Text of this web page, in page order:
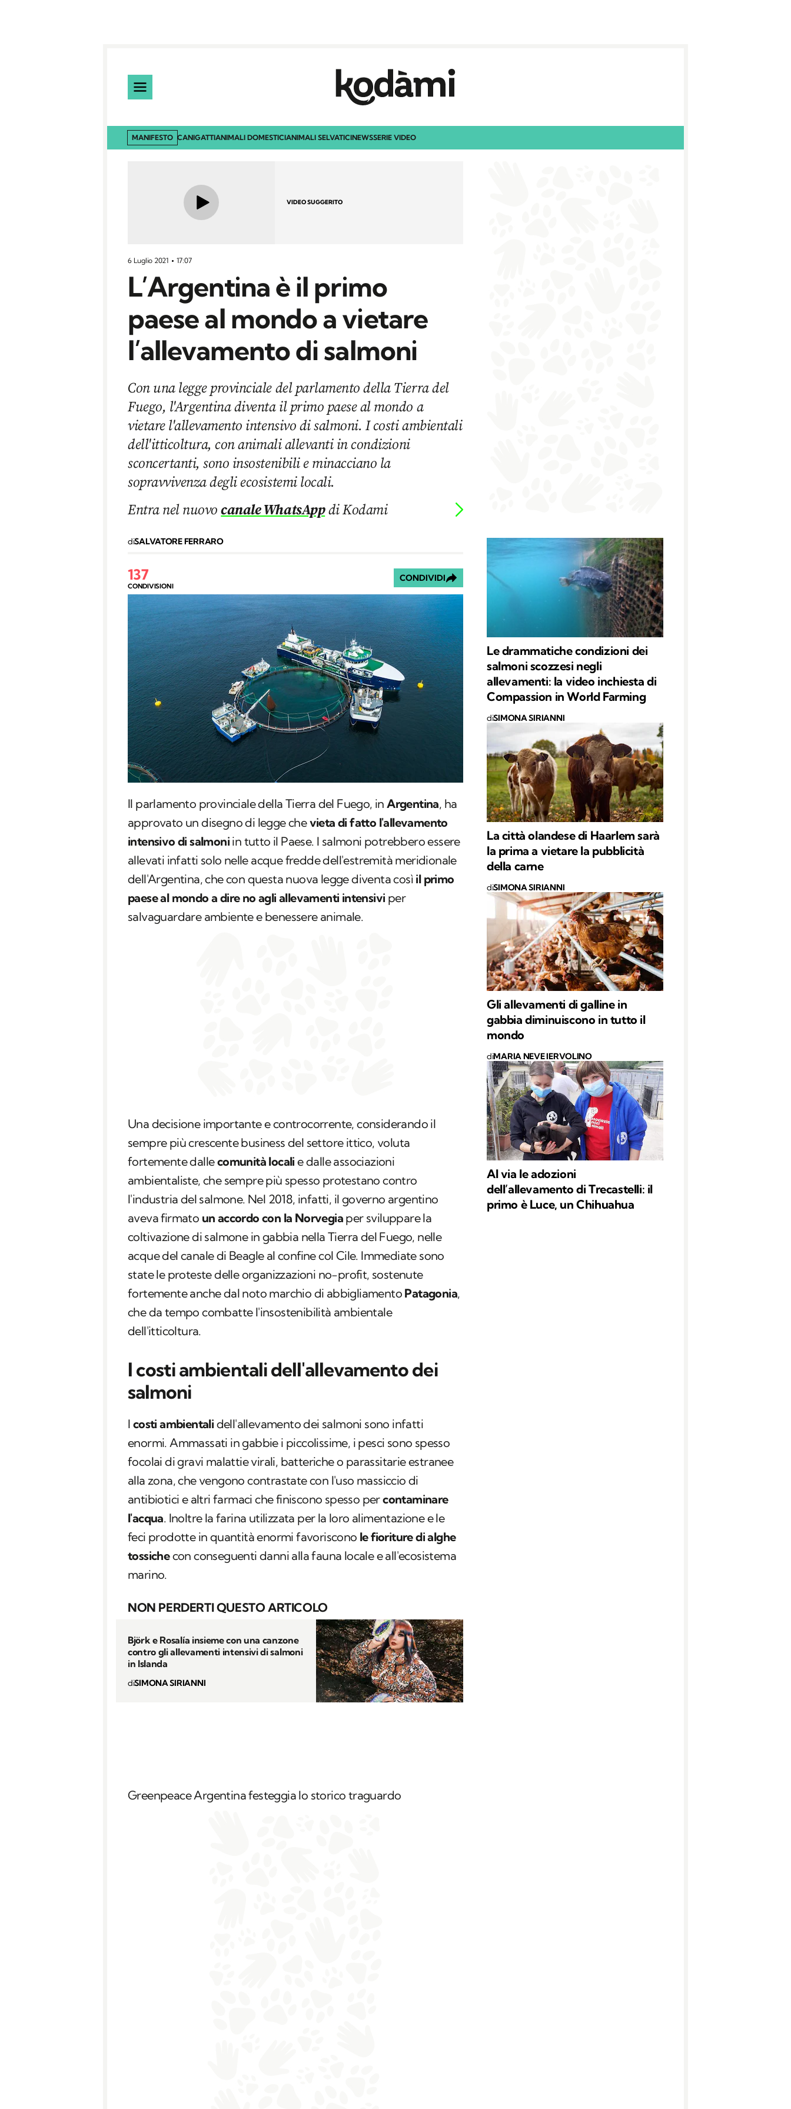
MANIFESTO CANIGATTIANIMALI DOMESTICIANIMALI SELVATICINEWSSERIE VIDEO
VIDEO SUGGERITO
6 Luglio 2021 17:07
L’Argentina è il primo
paese al mondo a vietare
l’allevamento di salmoni
Con una legge provinciale del parlamento della Tierra del
Fuego, l'Argentina diventa il primo paese al mondo a
vietare l'allevamento intensivo di salmoni. I costi ambientali
dell'itticoltura, con animali allevanti in condizioni
sconcertanti, sono insostenibili e minacciano la
sopravvivenza degli ecosistemi locali.
Entra nel nuovocanale WhatsAppdi Kodami
diSALVATORE FERRARO
137
CONDIVISIONI
CONDIVIDI
Il parlamento provinciale della Tierra del Fuego, inArgentina, ha
approvato un disegno di legge chevieta di fatto l'allevamento
intensivo di salmoni in tutto il Paese. I salmoni potrebbero essere
allevati infatti solo nelle acque fredde dell'estremità meridionale
dell'Argentina, che con questa nuova legge diventa così il primo
paese al mondo a dire no agli allevamenti intensivi per
salvaguardare ambiente e benessere animale.
Una decisione importante e controcorrente, considerando il
sempre più crescente business del settore ittico, voluta
fortemente dallecomunità locali e dalle associazioni
ambientaliste, che sempre più spesso protestano contro
l'industria del salmone. Nel 2018, infatti, il governo argentino
aveva firmato un accordo con la Norvegia per sviluppare la
coltivazione di salmone in gabbia nella Tierra del Fuego, nelle
acque del canale di Beagle al confine col Cile. Immediate sono
state le proteste delle organizzazioni no-profit, sostenute
fortemente anche dal noto marchio di abbigliamento Patagonia,
che da tempo combatte l'insostenibilità ambientale
dell'itticoltura.
I costi ambientali dell'allevamento dei
salmoni
I costi ambientali dell'allevamento dei salmoni sono infatti
enormi. Ammassati in gabbie i piccolissime, i pesci sono spesso
focolai di gravi malattie virali, batteriche o parassitarie estranee
alla zona, che vengono contrastate con l'uso massiccio di
antibiotici e altri farmaci che finiscono spesso percontaminare
l'acqua. Inoltre la farina utilizzata per la loro alimentazione e le
feci prodotte in quantità enormi favoriscono le fioriture di alghe
tossichecon conseguenti danni alla fauna locale e all'ecosistema
marino.
NON PERDERTI QUESTO ARTICOLO
Björk e Rosalía insieme con una canzone
contro gli allevamenti intensivi di salmoni
in Islanda
diSIMONA SIRIANNI
Greenpeace Argentina festeggia lo storico traguardo
Le drammatiche condizioni dei
salmoni scozzesi negli
allevamenti: la video inchiesta di
Compassion in World Farming
diSIMONA SIRIANNI
La città olandese di Haarlem sarà
la prima a vietare la pubblicità
della carne
diSIMONA SIRIANNI
Gli allevamenti di galline in
gabbia diminuiscono in tutto il
mondo
diMARIA NEVE IERVOLINO
Al via le adozioni
dell’allevamento di Trecastelli: il
primo è Luce, un Chihuahua